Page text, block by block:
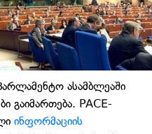
ასამბლეაში
გაიმართება. PACE-
ინფორმაციის